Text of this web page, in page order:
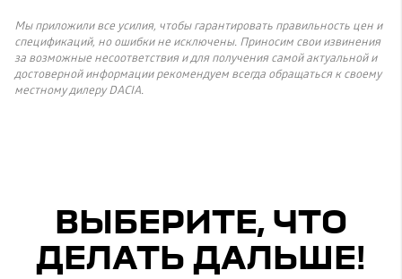
Мы приложили все усилия, чтобы гарантировать правильность цен и
спецификаций, но ошибки не исключены. Приносим свои извинения
за возможные несоответствия и для получения самой актуальной и
достоверной информации рекомендуем всегда обращаться к своему
местному дилеру DACIA.
ВЫБЕРИТЕ, ЧТО
ДЕЛАТЬ ДАЛЬШЕ!